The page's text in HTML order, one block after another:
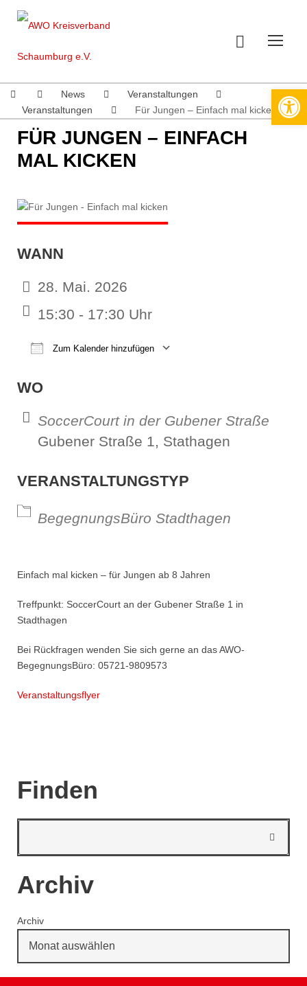
News
Veranstaltungen
Veranstaltungen
Für Jungen – Einfach mal kicken
FÜR JUNGEN – EINFACH
MAL KICKEN
WANN
28. Mai. 2026
15:30 - 17:30 Uhr
Zum Kalender hinzufügen
WO
SoccerCourt in der Gubener Straße
Gubener Straße 1, Stathagen
VERANSTALTUNGSTYP
BegegnungsBüro Stadthagen
Einfach mal kicken – für Jungen ab 8 Jahren
Treffpunkt: SoccerCourt an der Gubener Straße 1 in
Stadthagen
Bei Rückfragen wenden Sie sich gerne an das AWO-
BegegnungsBüro: 05721-9809573
Veranstaltungsflyer
Finden
Archiv
Archiv
Werkzeugleiste öffnen